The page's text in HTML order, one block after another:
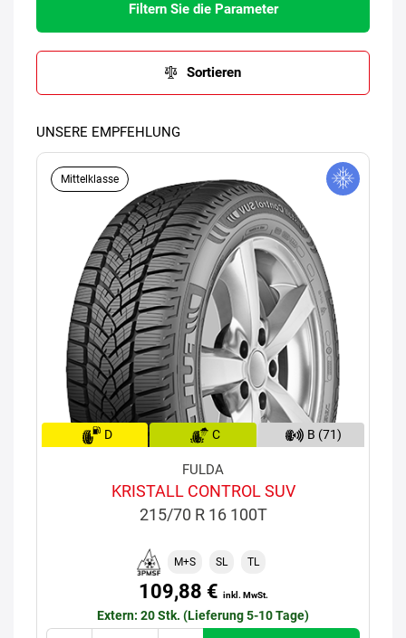
Filtern Sie die Parameter
Sortieren
UNSERE EMPFEHLUNG
Mittelklasse
D C B (71)
FULDA
KRISTALL CONTROL SUV
215/70 R 16 100T
M+S SL TL
109,88 € inkl. MwSt.
Extern: 20 Stk. (Lieferung 5-10 Tage)